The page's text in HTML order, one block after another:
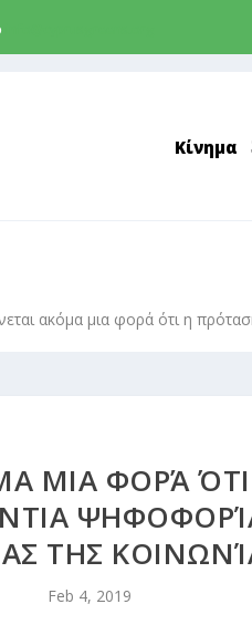
Κίνημα
ακόμα μια φορά ότι η
ΜΙΑ ΦΟΡΆ
ΤΗΣ
Feb 4, 2019